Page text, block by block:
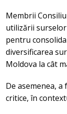
Membrii
utilizării
pentru
diversificarea
Moldova la cât
De asemenea,
critice, în